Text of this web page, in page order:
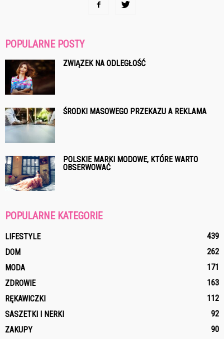
POPULARNE POSTY
ZWIĄZEK NA ODLEGŁOŚĆ
ŚRODKI MASOWEGO PRZEKAZU A REKLAMA
POLSKIE MARKI MODOWE, KTÓRE WARTO
OBSERWOWAĆ
POPULARNE KATEGORIE
LIFESTYLE
439
DOM
262
MODA
171
ZDROWIE
163
RĘKAWICZKI
112
SASZETKI I NERKI
92
ZAKUPY
90